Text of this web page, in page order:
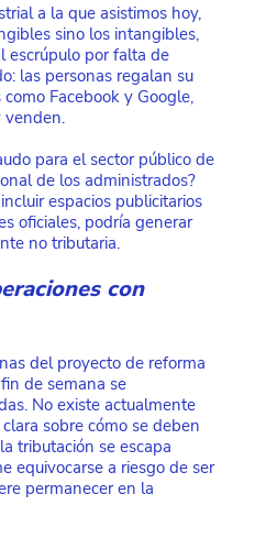
a la que asistimos hoy,
sino los intangibles,
escrúpulo por falta de
las personas regalan su
Facebook y Google,
venden.
para el sector público de
de los administrados?
espacios publicitarios
oficiales, podría generar
no tributaria.
con
del proyecto de reforma
de semana se
No existe actualmente
sobre cómo se deben
tributación se escapa
equivocarse a riesgo de ser
permanecer en la